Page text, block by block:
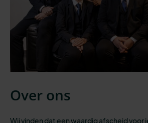
Over ons
Wij vinden dat een waardig afscheid voor